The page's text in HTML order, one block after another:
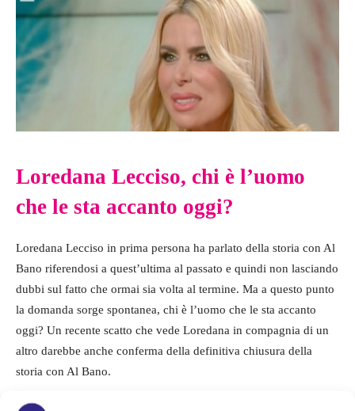
Loredana Lecciso, chi è l’uomo
che le sta accanto oggi?
Loredana Lecciso in prima persona ha parlato della storia con Al
Bano riferendosi a quest’ultima al passato e quindi non lasciando
dubbi sul fatto che ormai sia volta al termine. Ma a questo punto
la domanda sorge spontanea, chi è l’uomo che le sta accanto
oggi? Un recente scatto che vede Loredana in compagnia di un
altro darebbe anche conferma della definitiva chiusura della
storia con Al Bano.